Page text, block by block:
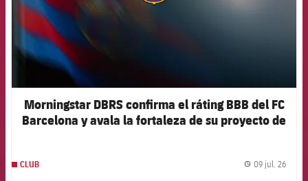
Morningstar DBRS confirma el ráting BBB del FC
Barcelona y avala la fortaleza de su proyecto de
CLUB 09 jul. 26